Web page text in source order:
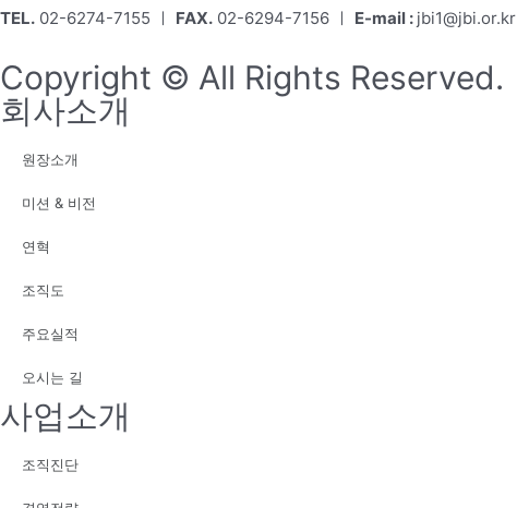
TEL. 02-6274-7155 ㅣ FAX. 02-6294-7156 ㅣ E-mail : jbi1@jbi.or.kr
Copyright © All Rights Reserved.
회사소개
원장소개
미션 & 비전
연혁
조직도
주요실적
오시는 길
사업소개
조직진단